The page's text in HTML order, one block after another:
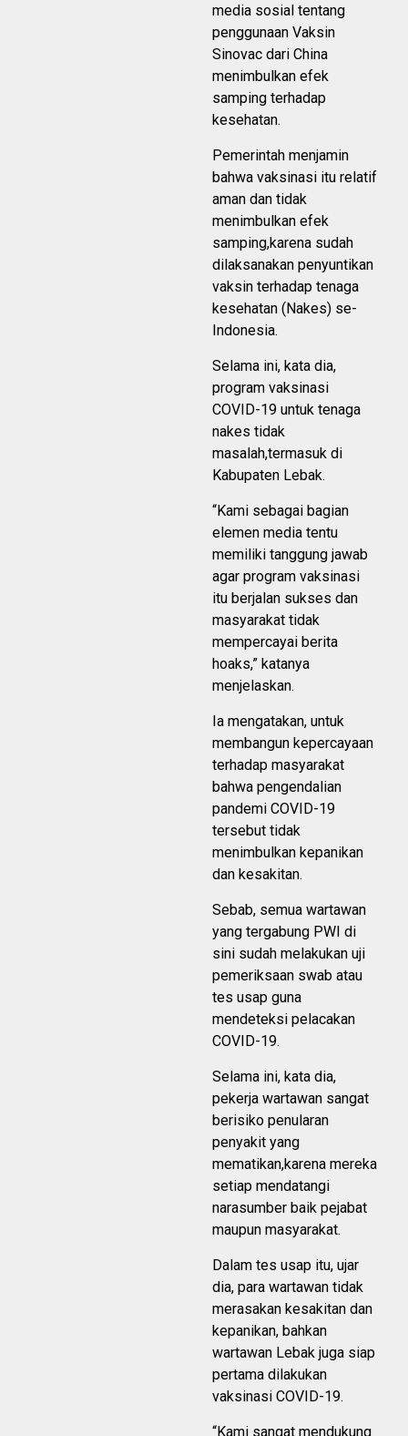
media sosial tentang
penggunaan Vaksin
Sinovac dari China
menimbulkan efek
samping terhadap
kesehatan.
Pemerintah menjamin
bahwa vaksinasi itu relatif
aman dan tidak
menimbulkan efek
samping,karena sudah
dilaksanakan penyuntikan
vaksin terhadap tenaga
kesehatan (Nakes) se-
Indonesia.
Selama ini, kata dia,
program vaksinasi
COVID-19 untuk tenaga
nakes tidak
masalah,termasuk di
Kabupaten Lebak.
“Kami sebagai bagian
elemen media tentu
memiliki tanggung jawab
agar program vaksinasi
itu berjalan sukses dan
masyarakat tidak
mempercayai berita
hoaks,” katanya
menjelaskan.
Ia mengatakan, untuk
membangun kepercayaan
terhadap masyarakat
bahwa pengendalian
pandemi COVID-19
tersebut tidak
menimbulkan kepanikan
dan kesakitan.
Sebab, semua wartawan
yang tergabung PWI di
sini sudah melakukan uji
pemeriksaan swab atau
tes usap guna
mendeteksi pelacakan
COVID-19.
Selama ini, kata dia,
pekerja wartawan sangat
berisiko penularan
penyakit yang
mematikan,karena mereka
setiap mendatangi
narasumber baik pejabat
maupun masyarakat.
Dalam tes usap itu, ujar
dia, para wartawan tidak
merasakan kesakitan dan
kepanikan, bahkan
wartawan Lebak juga siap
pertama dilakukan
vaksinasi COVID-19.
“Kami sangat mendukung